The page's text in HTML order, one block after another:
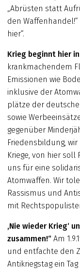
„Abrüsten statt
den
hier“.
Krieg beginnt hier
krankmachendem
Emissionen wie
inklusive der
plätze der
sowie
gegenüber
Friedensbildung,
Kriege, von hier soll
uns für eine
Atomwaffen. Wir
Rassismus und
mit
‚Nie wieder Krieg‘
zusammen!“ Am
und entfachte den
Antikriegstag ein